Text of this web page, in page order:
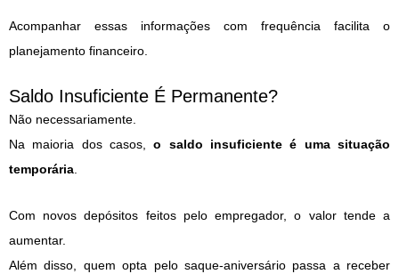
Acompanhar essas informações com frequência facilita o
planejamento financeiro.
Saldo Insuficiente É Permanente?
Não necessariamente.
Na maioria dos casos,o saldo insuficiente é uma situação
temporária
Com novos depósitos feitos pelo empregador, o valor tende a
aumentar.
Além disso, quem opta pelo saque-aniversário passa a receber